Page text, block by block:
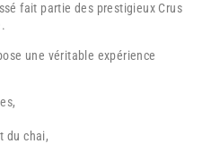
fait partie des prestigieux Crus
une véritable expérience
,
du chai,